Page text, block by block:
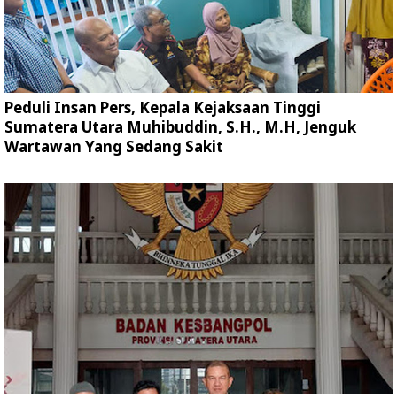
Peduli Insan Pers, Kepala Kejaksaan Tinggi
Sumatera Utara Muhibuddin, S.H., M.H, Jenguk
Wartawan Yang Sedang Sakit